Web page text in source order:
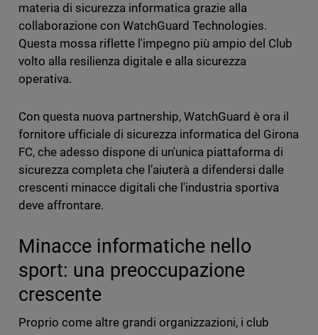
materia di sicurezza informatica grazie alla
collaborazione con WatchGuard Technologies.
Questa mossa riflette l'impegno più ampio del Club
volto alla resilienza digitale e alla sicurezza
operativa.
Con questa nuova partnership, WatchGuard è ora il
fornitore ufficiale di sicurezza informatica del Girona
FC, che adesso dispone di un'unica piattaforma di
sicurezza completa che l’aiuterà a difendersi dalle
crescenti minacce digitali che l'industria sportiva
deve affrontare.
Minacce informatiche nello
sport: una preoccupazione
crescente
Proprio come altre grandi organizzazioni, i club